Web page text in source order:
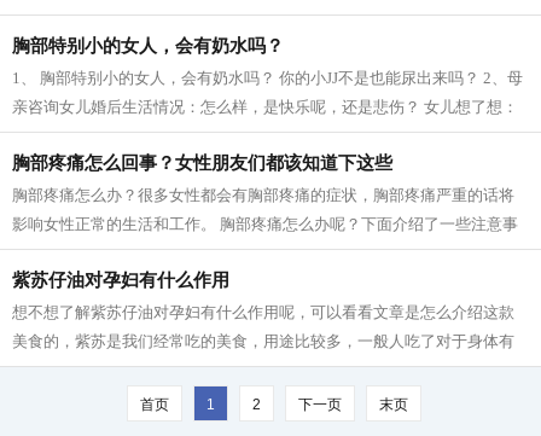
的数字吧！还来看看它们神奇在哪里！...
胸部特别小的女人，会有奶水吗？
1、 胸部特别小的女人，会有奶水吗？ 你的小JJ不是也能尿出来吗？ 2、母
亲咨询女儿婚后生活情况：怎么样，是快乐呢，还是悲伤？ 女儿想了想：
太快不乐。 3、时代真不同了：从前是...
胸部疼痛怎么回事？女性朋友们都该知道下这些
胸部疼痛怎么办？很多女性都会有胸部疼痛的症状，胸部疼痛严重的话将
影响女性正常的生活和工作。 胸部疼痛怎么办呢？下面介绍了一些注意事
项，想知道的朋友不妨看一下！ 1、穿...
紫苏仔油对孕妇有什么作用
想不想了解紫苏仔油对孕妇有什么作用呢，可以看看文章是怎么介绍这款
美食的，紫苏是我们经常吃的美食，用途比较多，一般人吃了对于身体有
很好的调理作用，是老少皆宜的营养美...
首页 1 2 下一页 末页